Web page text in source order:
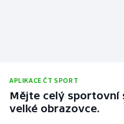
Plážový volejbal
APLIKACE ČT SPORT
Mějte celý sportovní
velké obrazovce.